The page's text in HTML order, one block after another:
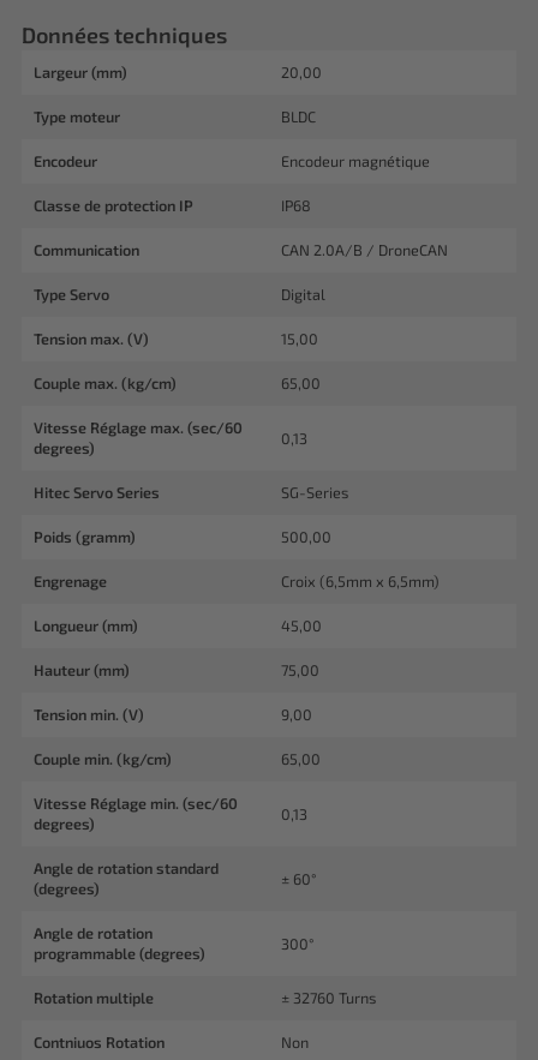
Données techniques
Largeur (mm) 20,00
Type moteur BLDC
Encodeur Encodeur magnétique
Classe de protection IP IP68
Communication CAN 2.0A/B / DroneCAN
Type Servo Digital
Tension max. (V) 15,00
Couple max. (kg/cm) 65,00
Vitesse Réglage max. (sec/60
degrees)
0,13
Hitec Servo Series SG-Series
Poids (gramm) 500,00
Engrenage Croix (6,5mm x 6,5mm)
Longueur (mm) 45,00
Hauteur (mm) 75,00
Tension min. (V) 9,00
Couple min. (kg/cm) 65,00
Vitesse Réglage min. (sec/60
degrees)
0,13
Angle de rotation standard
(degrees)
± 60°
Angle de rotation
programmable (degrees)
300°
Rotation multiple ± 32760 Turns
Contniuos Rotation Non